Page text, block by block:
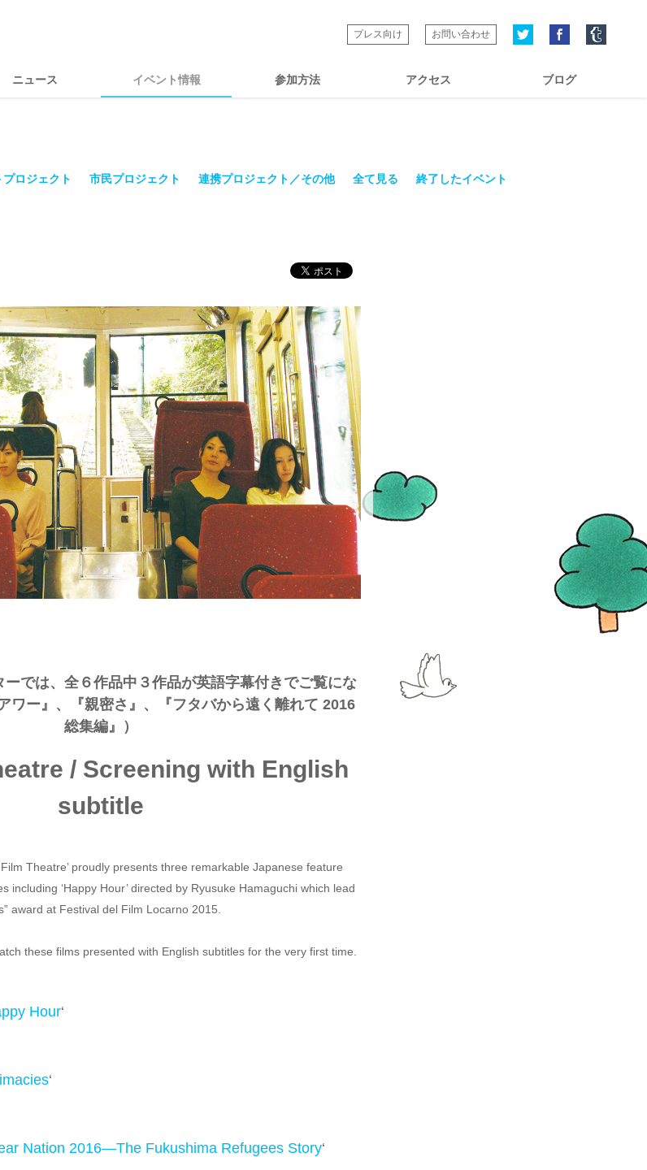
ニュース イベント情報 参加方法 アクセス ブログ
プレス向け お問い合わせ
プロジェクト 市民プロジェクト 連携プロジェクト／その他 全て見る 終了したイベント
ーでは、全６作品中３作品が英語字幕付きでご覧にな
ワー』、『親密さ』、『フタバから遠く離れて 2016
総集編』）
/ Screening with English
subtitle
Theatre’ proudly presents three remarkable Japanese feature
including ‘Happy Hour’ directed by Ryusuke Hamaguchi which lead
award at Festival del Film Locarno 2015.
these films presented with English subtitles for the very first time.
Hour‘
‘
Nation 2016―The Fukushima Refugees Story‘